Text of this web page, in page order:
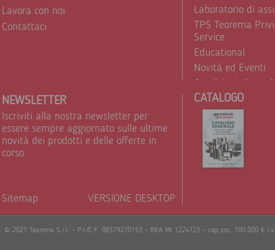
Lavora con noi
Contattaci
Laboratorio di
TPS Teorema
Service
Educational
Novità ed Eventi
Condizioni di
Trattamento dei
NEWSLETTER
Iscriviti alla nostra newsletter per
essere sempre aggiornato sulle ultime
novità dei prodotti e delle offerte in
corso
Sitemap VERSIONE DESKTOP
CATALOGO
© 2021 Teorema S.r.l. - P.I./C.F. 08379270153 - REA MI 1224723 - cap.soc. 100.000 €